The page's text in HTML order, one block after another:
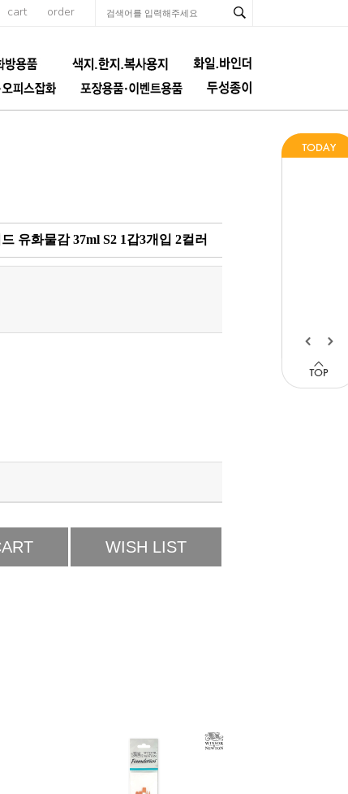
cart order
유화물감 37ml S2 1갑3개입 2컬러
WISH LIST